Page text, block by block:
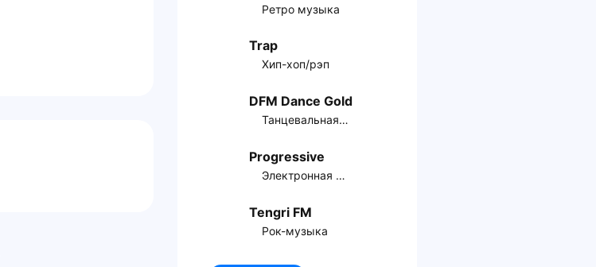
Ретро музыка
Trap
Хип-хоп/рэп
DFM Dance Gold
Танцевальная музыка
Progressive
Электронная музыка
Tengri FM
Рок-музыка